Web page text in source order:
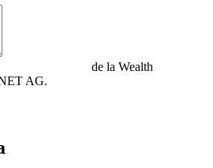
de la Wealth
AG.